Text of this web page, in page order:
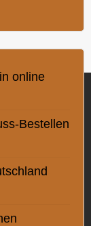
online
Bestellen